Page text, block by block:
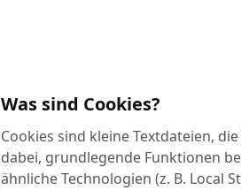
Was sind Cookies?
Cookies sind kleine Textdateien,
dabei, grundlegende Funktionen
ähnliche Technologien (z. B. Local